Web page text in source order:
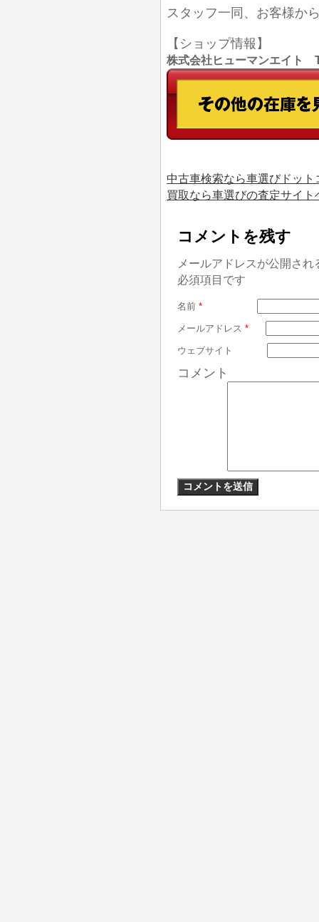
スタッフ一同、お客様か
【ショップ情報】
株式会社ヒューマンエイト
中古車検索なら車選びドット
買取なら車選びの査定サイト
コメントを残す
メールアドレスが公開さ
必須項目です
名前 *
メールアドレス *
ウェブサイト
コメント